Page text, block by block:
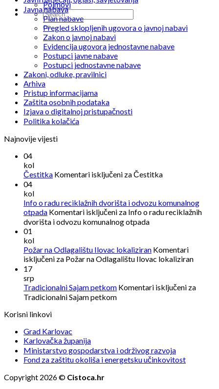
Pojmovi
Javna nabava
Plan nabave
Pregled sklopljenih ugovora o javnoj nabavi
Zakon o javnoj nabavi
Evidencija ugovora jednostavne nabave
Postupci javne nabave
Postupci jednostavne nabave
Zakoni, odluke, pravilnici
Arhiva
Pristup informacijama
Zaštita osobnih podataka
Izjava o digitalnoj pristupačnosti
Politika kolačića
Najnovije vijesti
04
kol
Čestitka Komentari isključeni za Čestitka
04
kol
Info o radu reciklažnih dvorišta i odvozu komunalnog
otpada Komentari isključeni za Info o radu reciklažnih
dvorišta i odvozu komunalnog otpada
01
kol
Požar na Odlagalištu Ilovac lokaliziran Komentari
isključeni za Požar na Odlagalištu Ilovac lokaliziran
17
srp
Tradicionalni Sajam petkom Komentari isključeni za
Tradicionalni Sajam petkom
Korisni linkovi
Grad Karlovac
Karlovačka županija
Ministarstvo gospodarstva i održivog razvoja
Fond za zaštitu okoliša i energetsku učinkovitost
Copyright 2026 © Cistoca.hr